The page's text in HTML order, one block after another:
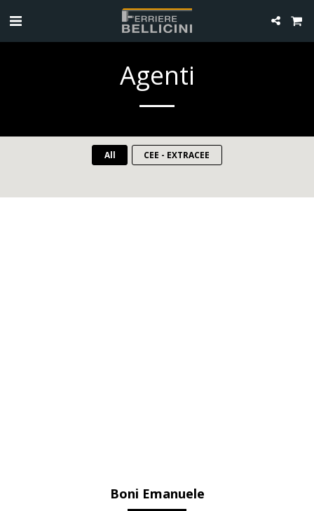
Agenti
All CEE - EXTRACEE
Boni Emanuele